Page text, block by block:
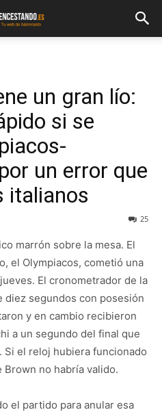
un gran lío:
si se
un error que
italianos
25
marrón sobre la mesa. El
el Olympiacos, cometió una
El cronometrador de la
diez segundos con posesión
y en cambio recibieron
a un segundo del final que
el reloj hubiera funcionado
Brown no habría valido.
el partido para anular esa